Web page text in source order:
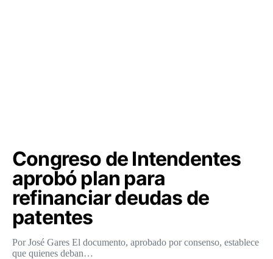
Congreso de Intendentes
aprobó plan para
refinanciar deudas de
patentes
Por José Gares El documento, aprobado por consenso, establece
que quienes deban…